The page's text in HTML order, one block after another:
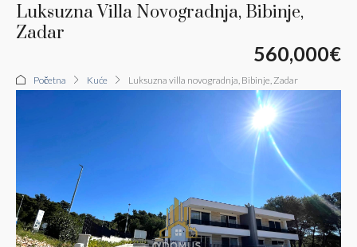
Luksuzna Villa Novogradnja, Bibinje,
Zadar
560,000€
Početna Kuće Luksuzna villa novogradnja, Bibinje, Zadar